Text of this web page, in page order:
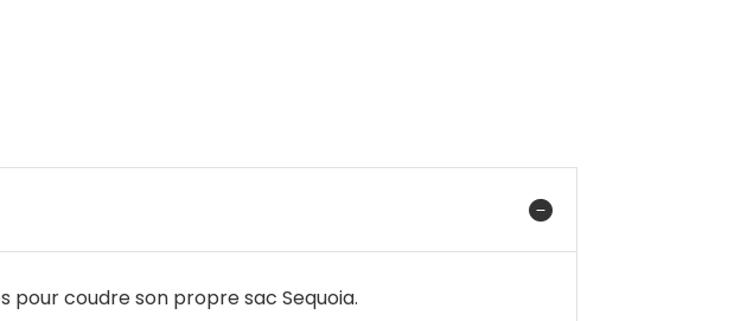
pour coudre son propre sac Sequoia.